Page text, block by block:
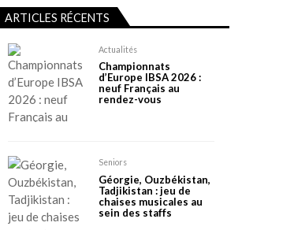
ARTICLES RÉCENTS
Actualités
Championnats
d’Europe IBSA 2026 :
neuf Français au
rendez-vous
Seniors
Géorgie, Ouzbékistan,
Tadjikistan : jeu de
chaises musicales au
sein des staffs